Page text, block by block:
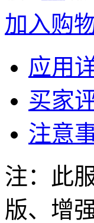
加入购
应用
买家
注意
注：此
版、增